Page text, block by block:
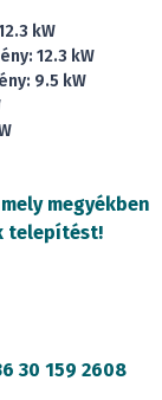
kW
12.3 kW
9.5 kW
megyékben
telepítést!
30 159 2608